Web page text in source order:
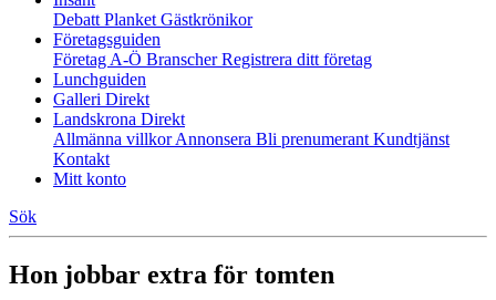
Debatt Planket Gästkrönikor
Företagsguiden
Företag A-Ö BranscherRegistrera ditt företag
Lunchguiden
Galleri Direkt
Landskrona Direkt
Allmänna villkorAnnonsera Bli prenumerant Kundtjänst
Kontakt
Mitt konto
Sök
Hon jobbar extra för tomten